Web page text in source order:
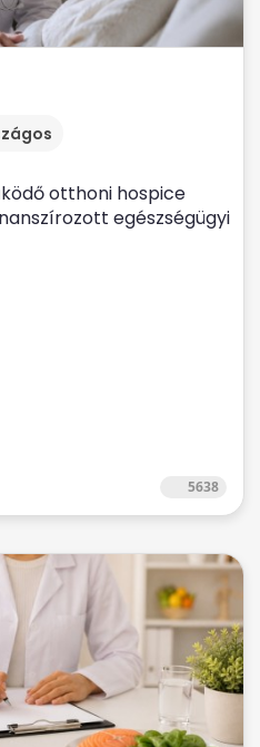
otthoni hospice
egészségügyi
5638